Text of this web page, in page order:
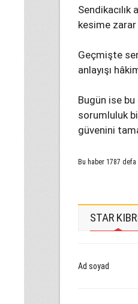
kesime zarar
Geçmişte
anlayışı
Bugün ise bu
sorumluluk
güvenini
Bu haber 1787
STAR
Ad soyad